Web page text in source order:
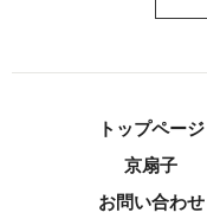
トップページ
京扇子
お問い合わせ